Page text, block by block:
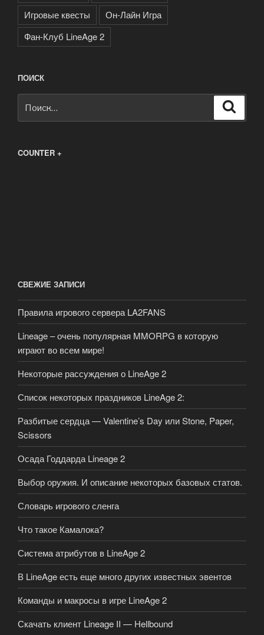
Игровые квесты
Он-Лайн Игра
Фан-Клуб LineAge 2
ПОИСК
COUNTER +
СВЕЖИЕ ЗАПИСИ
Правила игрового сервера LA2FANS
Lineage – очень популярная MMORPG в которую
играют во всем мире!
Некоторые рассуждения о LineAge 2
Список некоторых праздников LineAge 2:
Разбитые сердца — Valentine’s Day или Stone, Paper,
Scissors
Осада Годдарда Lineage 2
Выбор оружия. И описание некоторых базовых статов.
Словарь игрового сленга
Что такое Камалока?
Система атрибутов в LineAge 2
В LineAge есть еще много других известных эвентов
Команды и макросы в игре LineAge 2
Скачать клиент Lineage II — Hellbound